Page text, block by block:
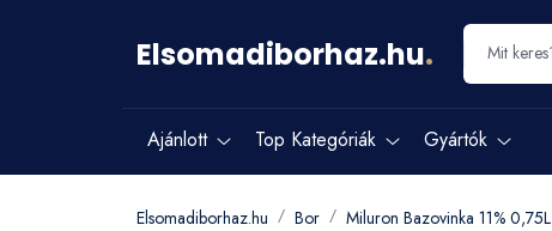
Elsomadiborhaz.hu.
Ajánlott Top Kategóriák Gyártók
Elsomadiborhaz.hu Bor Miluron Bazovinka 11% 0,75L